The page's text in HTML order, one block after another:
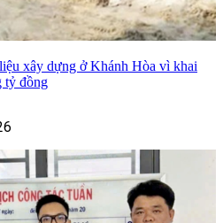
xây dựng ở Khánh Hòa vì khai
tỷ đồng